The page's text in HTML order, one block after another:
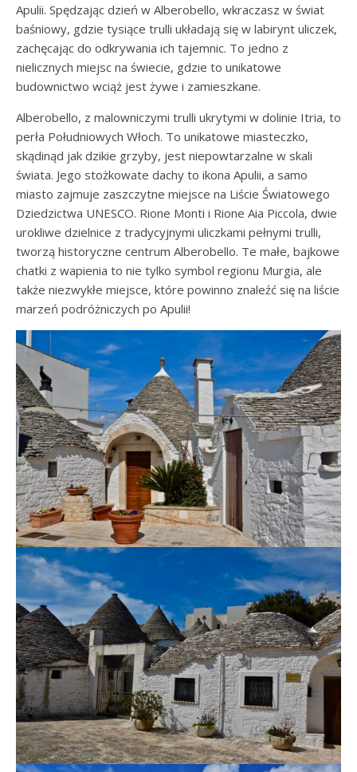
Apulii. Spędzając dzień w Alberobello, wkraczasz w świat
baśniowy, gdzie tysiące trulli układają się w labirynt uliczek,
zachęcając do odkrywania ich tajemnic. To jedno z
nielicznych miejsc na świecie, gdzie to unikatowe
budownictwo wciąż jest żywe i zamieszkane.
Alberobello, z malowniczymi trulli ukrytymi w dolinie Itria, to
perła Południowych Włoch. To unikatowe miasteczko,
skądinąd jak dzikie grzyby, jest niepowtarzalne w skali
świata. Jego stożkowate dachy to ikona Apulii, a samo
miasto zajmuje zaszczytne miejsce na Liście Światowego
Dziedzictwa UNESCO. Rione Monti i Rione Aia Piccola, dwie
urokliwe dzielnice z tradycyjnymi uliczkami pełnymi trulli,
tworzą historyczne centrum Alberobello. Te małe, bajkowe
chatki z wapienia to nie tylko symbol regionu Murgia, ale
także niezwykłe miejsce, które powinno znaleźć się na liście
marzeń podróżniczych po Apulii!